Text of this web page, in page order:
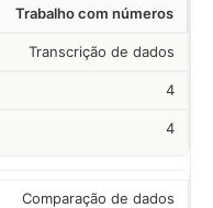
Trabalho com números
Transcrição de dados
4
4
Comparação de dados